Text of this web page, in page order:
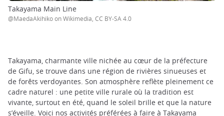
Takayama Main Line
@MaedaAkihiko on Wikimedia, CC BY-SA 4.0
Takayama, charmante ville nichée au cœur de la préfecture
de Gifu, se trouve dans une région de rivières sinueuses et
de forêts verdoyantes. Son atmosphère reflète pleinement ce
cadre naturel : une petite ville rurale où la tradition est
vivante, surtout en été, quand le soleil brille et que la nature
s’éveille. Voici nos activités préférées à faire à Takayama